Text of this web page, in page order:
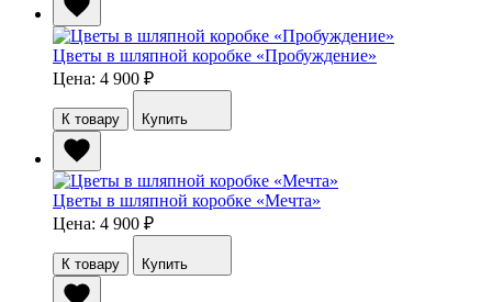
Цветы в шляпной коробке «Пробуждение»
Цена: 4 900 ₽
К товару Купить
Цветы в шляпной коробке «Мечта»
Цена: 4 900 ₽
К товару Купить